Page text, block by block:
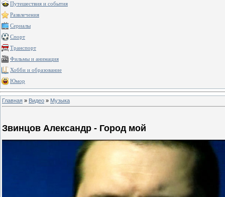
Путешествия и события
Развлечения
Сериалы
Спорт
Транспорт
Фильмы и анимация
Хобби и образование
Юмор
Главная » Видео » Музыка
Звинцов Александр - Город мой